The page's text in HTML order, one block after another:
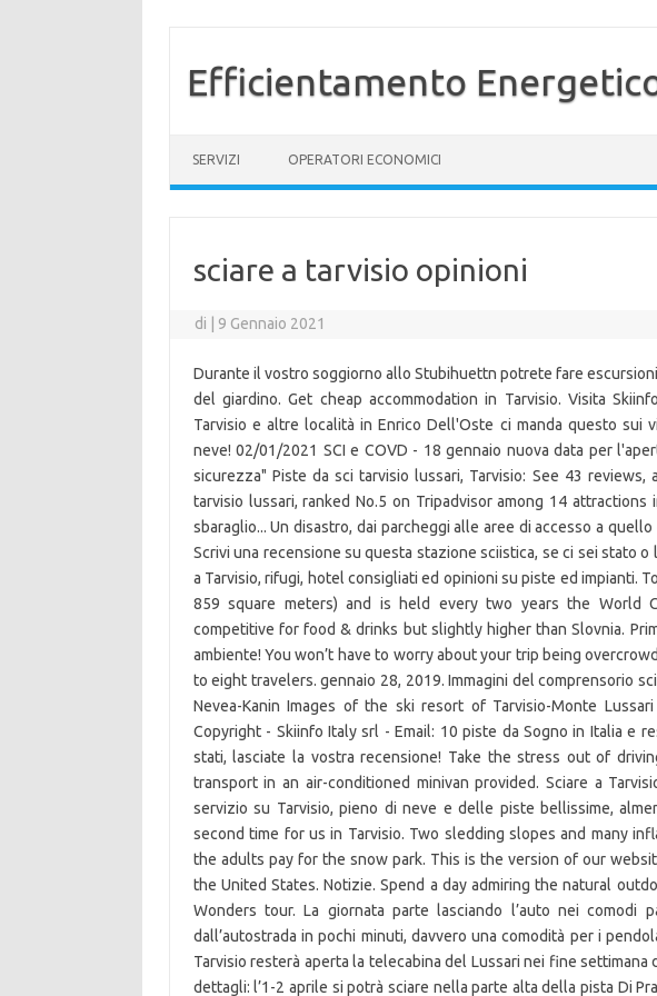
Efficientamento
SERVIZI OPERATORI ECONOMICI
sciare a tarvisio opinioni
di 9 Gennaio 2021
Durante il vostro soggiorno allo Stubihuettn potrete fare
del giardino. Get cheap accommodation in Tarvisio. Visita
Tarvisio e altre località in Enrico Dell'Oste ci manda questo sui
neve! 02/01/2021 SCI e COVD - 18 gennaio nuova data per
sicurezza" Piste da sci tarvisio lussari, Tarvisio: See 43
tarvisio lussari, ranked No.5 on Tripadvisor among 14
sbaraglio... Un disastro, dai parcheggi alle aree di accesso a
Scrivi una recensione su questa stazione sciistica, se ci sei stato o
a Tarvisio, rifugi, hotel consigliati ed opinioni su piste ed impianti.
859 square meters) and is held every two years the World
competitive for food & drinks but slightly higher than Slovnia.
ambiente! You won’t have to worry about your trip being
to eight travelers. gennaio 28, 2019. Immagini del comprensorio
Nevea-Kanin Images of the ski resort of Tarvisio-Monte
Copyright - Skiinfo Italy srl - Email: 10 piste da Sogno in Italia e
stati, lasciate la vostra recensione! Take the stress out of
transport in an air-conditioned minivan provided. Sciare a
servizio su Tarvisio, pieno di neve e delle piste bellissime,
second time for us in Tarvisio. Two sledding slopes and many
the adults pay for the snow park. This is the version of our
the United States. Notizie. Spend a day admiring the natural
Wonders tour. La giornata parte lasciando l’auto nei comodi
dall’autostrada in pochi minuti, davvero una comodità per i
Tarvisio resterà aperta la telecabina del Lussari nei fine
dettagli: l’1-2 aprile si potrà sciare nella parte alta della pista Di